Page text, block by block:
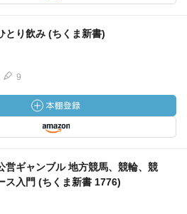
とり飲み (ちくま新書)
9
営ギャンブル 地方競馬、競輪、競
ス入門 (ちくま新書 1776)